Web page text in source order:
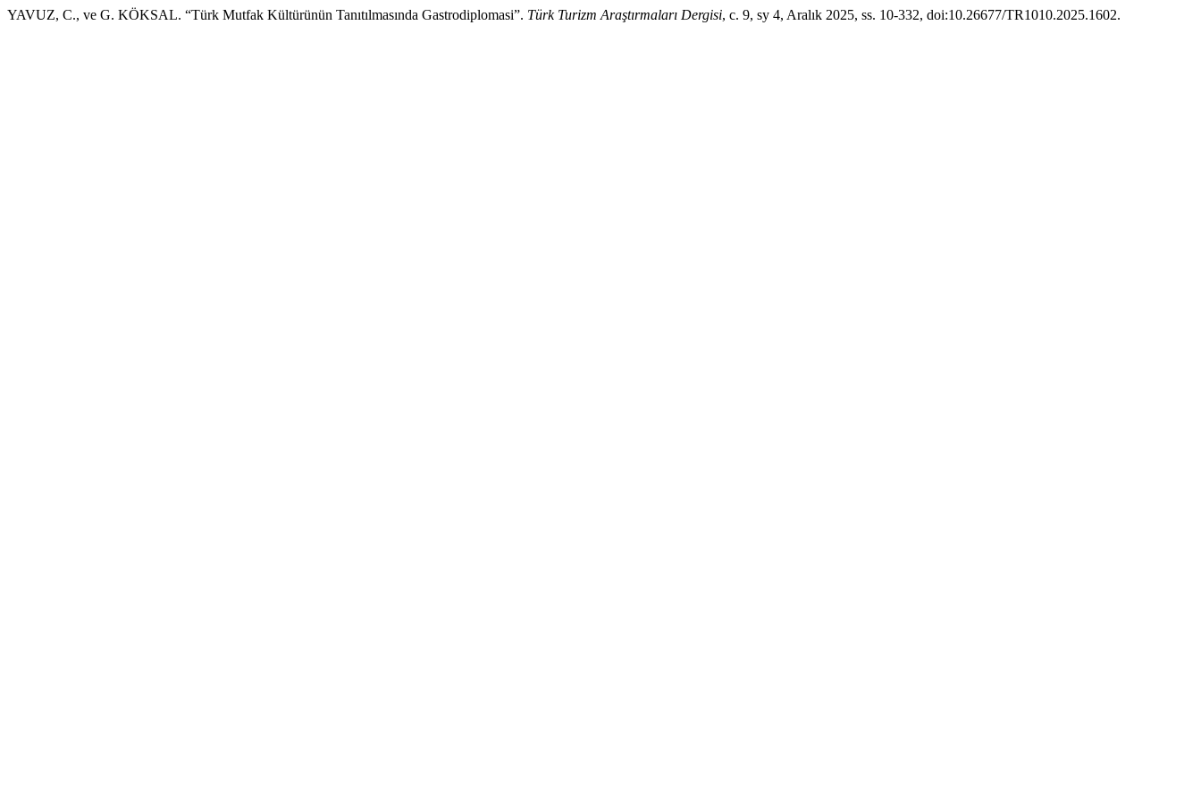
YAVUZ, C., ve G. KÖKSAL. “Türk Mutfak Kültürünün Tanıtılmasında Gastrodiplomasi”. Türk Turizm Araştırmaları Dergisi, c. 9, sy 4, Aralık 2025, ss. 10-332, doi:10.26677/TR1010.2025.1602.